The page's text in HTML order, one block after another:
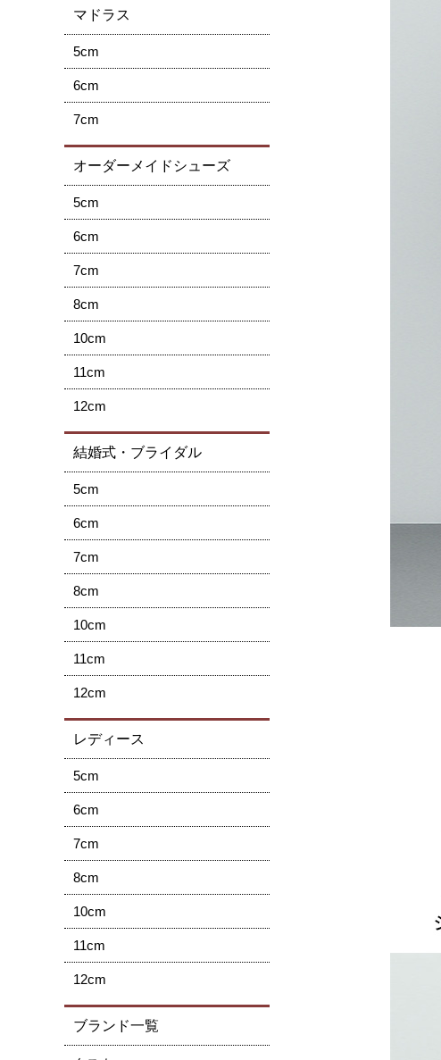
マドラス
5cm
6cm
7cm
オーダーメイドシューズ
5cm
6cm
7cm
8cm
10cm
11cm
12cm
結婚式・ブライダル
5cm
6cm
7cm
8cm
10cm
11cm
12cm
レディース
5cm
6cm
7cm
8cm
10cm
11cm
12cm
ブランド一覧